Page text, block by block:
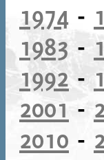
1974 -
1983 -
1992-
2001 -
2010 -